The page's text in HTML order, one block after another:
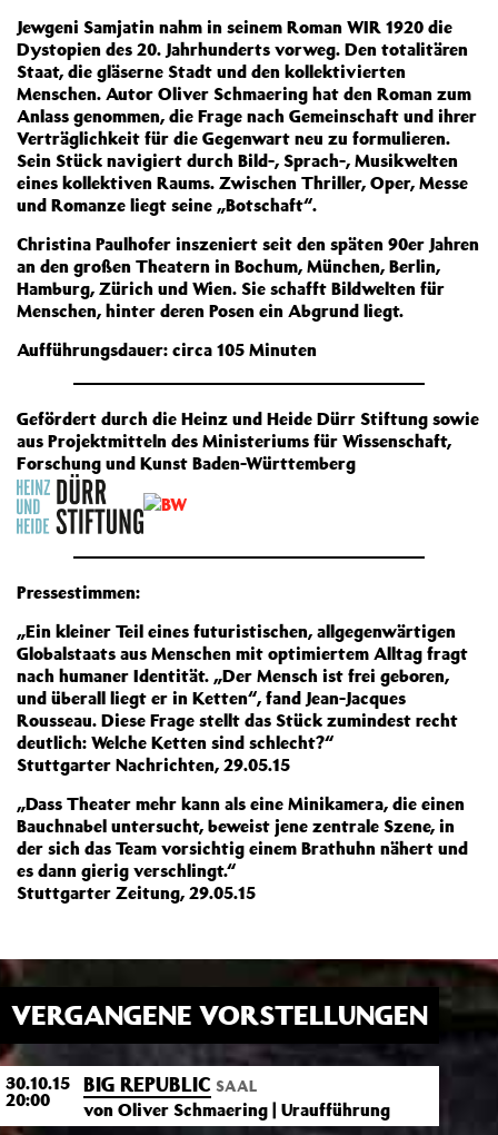
Jewgeni Samjatin nahm in seinem Roman WIR 1920 die
Dystopien des 20. Jahrhunderts vorweg. Den totalitären
Staat, die gläserne Stadt und den kollektivierten
Menschen. Autor Oliver Schmaering hat den Roman zum
Anlass genommen, die Frage nach Gemeinschaft und ihrer
Verträglichkeit für die Gegenwart neu zu formulieren.
Sein Stück navigiert durch Bild-, Sprach-, Musikwelten
eines kollektiven Raums. Zwischen Thriller, Oper, Messe
und Romanze liegt seine „Botschaft“.
Christina Paulhofer inszeniert seit den späten 90er Jahren
an den großen Theatern in Bochum, München, Berlin,
Hamburg, Zürich und Wien. Sie schafft Bildwelten für
Menschen, hinter deren Posen ein Abgrund liegt.
Aufführungsdauer: circa 105 Minuten
Gefördert durch die Heinz und Heide Dürr Stiftung sowie
aus Projektmitteln des Ministeriums für Wissenschaft,
Forschung und Kunst Baden-Württemberg
Pressestimmen:
„Ein kleiner Teil eines futuristischen, allgegenwärtigen
Globalstaats aus Menschen mit optimiertem Alltag fragt
nach humaner Identität. „Der Mensch ist frei geboren,
und überall liegt er in Ketten“, fand Jean-Jacques
Rousseau. Diese Frage stellt das Stück zumindest recht
deutlich: Welche Ketten sind schlecht?“
Stuttgarter Nachrichten, 29.05.15
„Dass Theater mehr kann als eine Minikamera, die einen
Bauchnabel untersucht, beweist jene zentrale Szene, in
der sich das Team vorsichtig einem Brathuhn nähert und
es dann gierig verschlingt.“
Stuttgarter Zeitung, 29.05.15
VERGANGENE VORSTELLUNGEN
30.10.15
20:00
BIG REPUBLIC SAAL
von Oliver Schmaering | Uraufführung